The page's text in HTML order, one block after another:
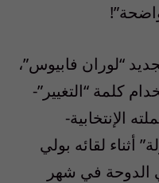
“لوران فابيوس”،
كلمة “التغيير”-
الإنتخابية-
أثناء لقائه بولي
الدوحة في شهر